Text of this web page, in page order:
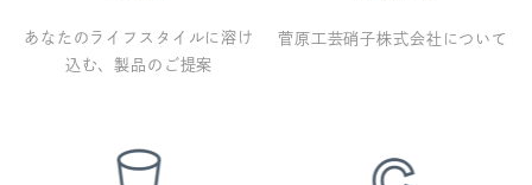
あなたのライフスタイルに溶け
込む、製品のご提案
菅原工芸硝子株式会社について